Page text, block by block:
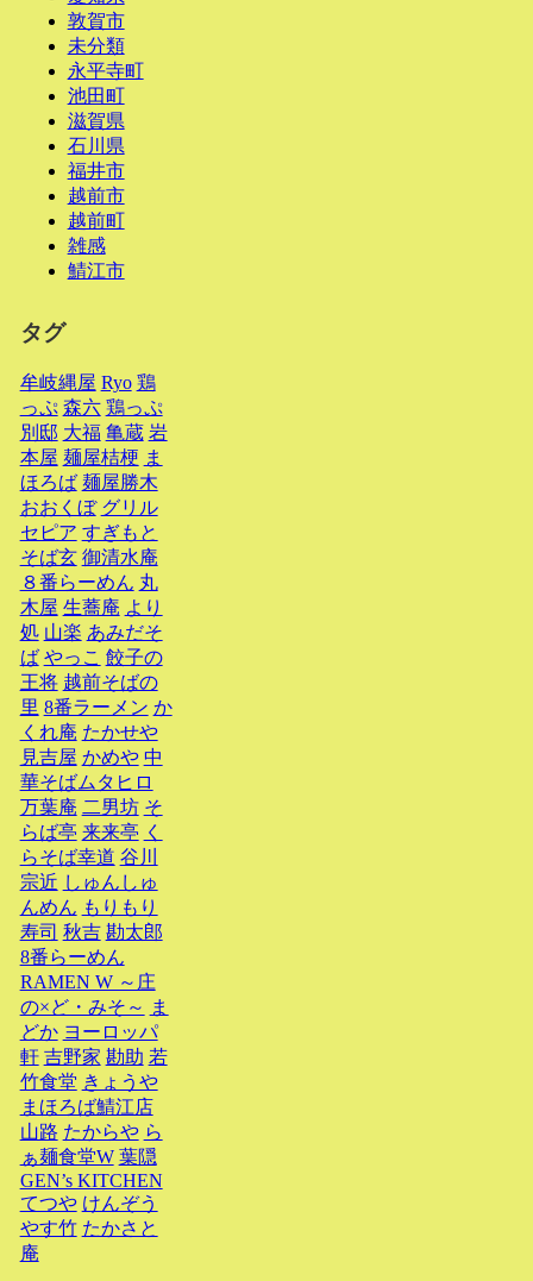
敦賀市
未分類
永平寺町
池田町
滋賀県
石川県
福井市
越前市
越前町
雑感
鯖江市
タグ
牟岐縄屋 Ryo 鶏
っぷ 森六 鶏っぷ
別邸 大福 亀蔵 岩
本屋 麺屋桔梗 ま
ほろば 麺屋勝木
おおくぼ グリル
セピア すぎもと
そば玄 御清水庵
８番らーめん 丸
木屋 生蕎庵 より
処 山楽 あみだそ
ば やっこ 餃子の
王将 越前そばの
里 8番ラーメン か
くれ庵 たかせや
見吉屋 かめや 中
華そばムタヒロ
万葉庵 二男坊 そ
らば亭 来来亭 く
らそば幸道 谷川
宗近 しゅんしゅ
んめん もりもり
寿司 秋吉 勘太郎
8番らーめん
RAMEN W ～庄
の×ど・みそ～ ま
どか ヨーロッパ
軒 吉野家 勘助 若
竹食堂 きょうや
まほろば鯖江店
山路 たからや ら
ぁ麺食堂W 葉隠
GEN’s KITCHEN
てつや けんぞう
やす竹 たかさと
庵